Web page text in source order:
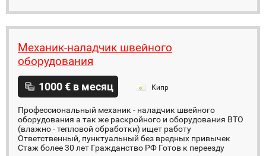
Механик-наладчик швейного
оборудования
1000 € в месяц Кипр
Профессиональный механик - наладчик швейного
оборудования а так же раскройного и оборудования ВТО
(влажно - тепловой обработки) ищет работу
Ответственный, пунктуальный без вредных привычек
Стаж более 30 лет Гражданство РФ Готов к переезду